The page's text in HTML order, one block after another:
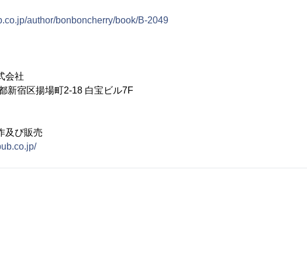
author/bonboncherry/book/B-2049
社
宿区揚場町2-18 白宝ビル7F
及び販売